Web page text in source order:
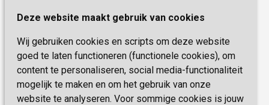
Deze website maakt gebruik van cookies
Wij gebruiken cookies en scripts om deze website
goed te laten functioneren (functionele cookies), om
content te personaliseren, social media-functionaliteit
mogelijk te maken en om het gebruik van onze
website te analyseren. Voor sommige cookies is jouw
Onze specialiteiten
Kwaliteit & Klantbeleving
Missie & Visie
Vastgoed
Innovatie
6419 PB Heerlen
Telefoon:0900 777 4 777
E-mail:zorgbemiddeling@sevagram.nl
Schrijf je nu in!